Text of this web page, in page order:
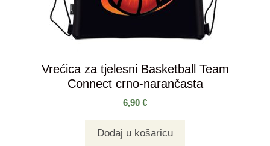
Vrećica za tjelesni Basketball Team
Connect crno-narančasta
6,90 €
Dodaj u košaricu